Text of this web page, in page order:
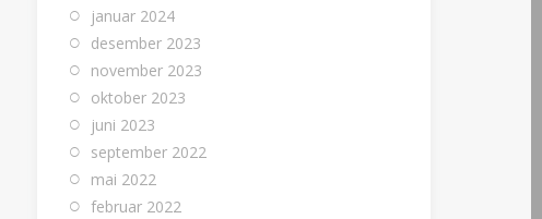
januar 2024
desember 2023
november 2023
oktober 2023
juni 2023
september 2022
mai 2022
februar 2022